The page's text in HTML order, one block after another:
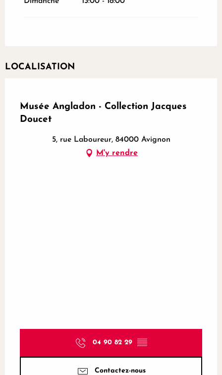
LOCALISATION
Musée Angladon - Collection Jacques
Doucet
5, rue Laboureur, 84000 Avignon
M'y rendre
04 90 82 29 ▒▒
Contactez-nous